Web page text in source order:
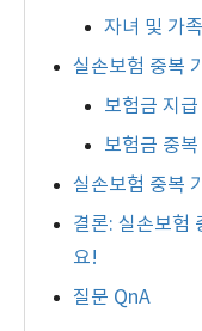
자녀 및 가
실손보험 중복
보험금 지
보험금 중
실손보험 중복
결론: 실손보험
요!
질문 QnA